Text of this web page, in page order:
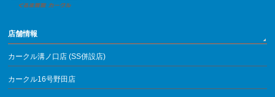
店舗情報
カークル溝ノ口店 (SS併設店)
カークル16号野田店